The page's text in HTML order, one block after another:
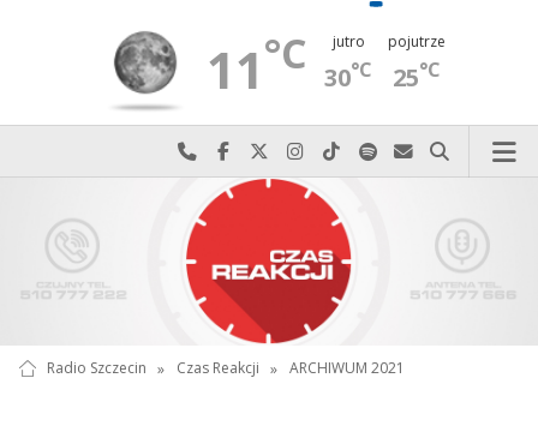
11°C jutro
30°C
pojutrze
25°C
Najlepiej po prostu do nas zadzwoń
Odwiedź nas na Facebook-u
Odwiedź nas na X
Odwiedź nas na Instagram-ie
Odwiedź nas na TikTok-u
Szukaj nas na Spotify
Wyślij do nas
Szukaj
Radio Szczecin » Czas Reakcji » ARCHIWUM 2021